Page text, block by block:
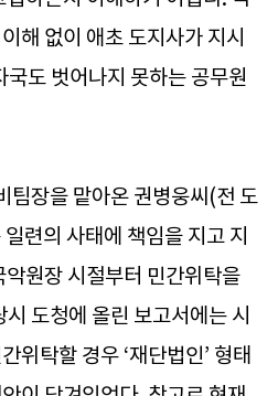
해 없이 애초 도지사가 지시
국도 벗어나지 못하는 공무원
팀장을 맡아온 권병웅씨(전 도
련의 사태에 책임을 지고 지
원장 시절부터 민간위탁을
도청에 올린 보고서에는 시
위탁할 경우 ‘재단법인’ 형태